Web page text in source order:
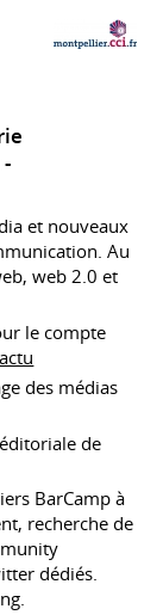
et nouveaux
Au
web 2.0 et
le compte
des médias
de
BarCamp à
recherche de
dédiés.